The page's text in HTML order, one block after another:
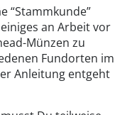
“Stammkunde”
an Arbeit vor
Münzen zu
Fundorten im
Anleitung entgeht